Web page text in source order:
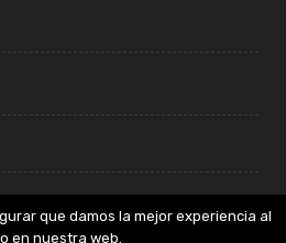
que damos la mejor experiencia al
en nuestra web.